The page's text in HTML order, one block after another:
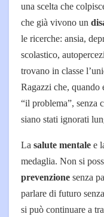
una scelta che
che già vivono un
le ricerche: ansia,
scolastico,
trovano in classe
Ragazzi che, quando
“il problema”, senza
siano stati ignorati
La salute mentale e
medaglia. Non si
prevenzione senza
parlare di futuro
si può continuare a